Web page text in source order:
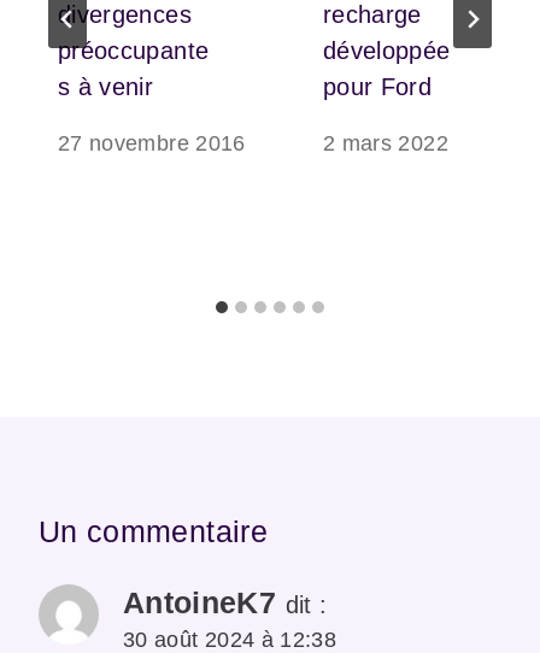
divergences
préoccupante
s à venir
27 novembre 2016
recharge
développée
pour Ford
2 mars 2022
Un commentaire
AntoineK7 dit :
30 août 2024 à 12:38